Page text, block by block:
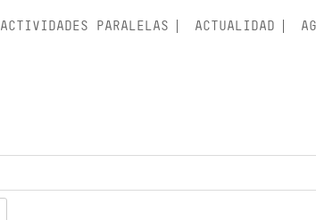
ACTIVIDADES PARALELAS ACTUALIDAD